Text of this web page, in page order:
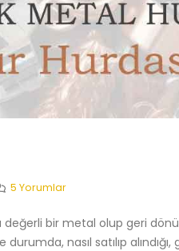
5 Yorumlar
değerli bir metal olup geri
durumda, nasıl satılıp